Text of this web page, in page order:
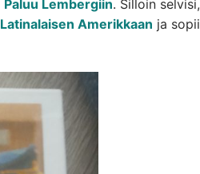
Paluu Lembergiin. Silloin selvisi,
Latinalaisen Amerikkaan ja sopii